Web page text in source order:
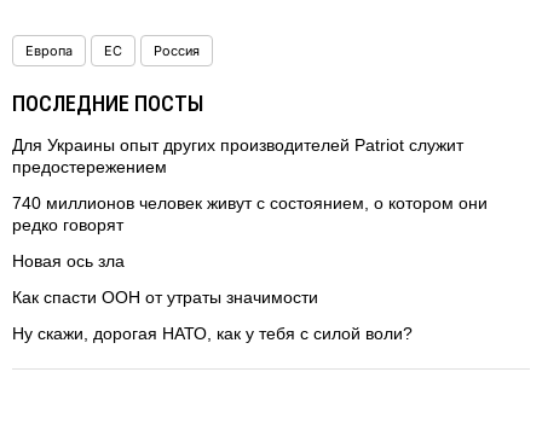
Европа ЕС Россия
ПОСЛЕДНИЕ ПОСТЫ
Для Украины опыт других производителей Patriot служит
предостережением
740 миллионов человек живут с состоянием, о котором они
редко говорят
Новая ось зла
Как спасти ООН от утраты значимости
Ну скажи, дорогая НАТО, как у тебя с силой воли?